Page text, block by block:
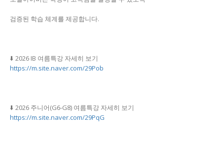
검증된 학습 체계를 제공합니다.
⬇️ 2026 IB 여름특강 자세히 보기
https://m.site.naver.com/29Pob
⬇️ 2026 주니어(G6-G8) 여름특강 자세히 보기
https://m.site.naver.com/29PqG